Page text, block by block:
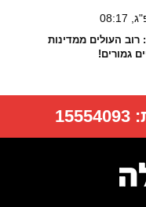
רוב העולים ממדינות
15554093